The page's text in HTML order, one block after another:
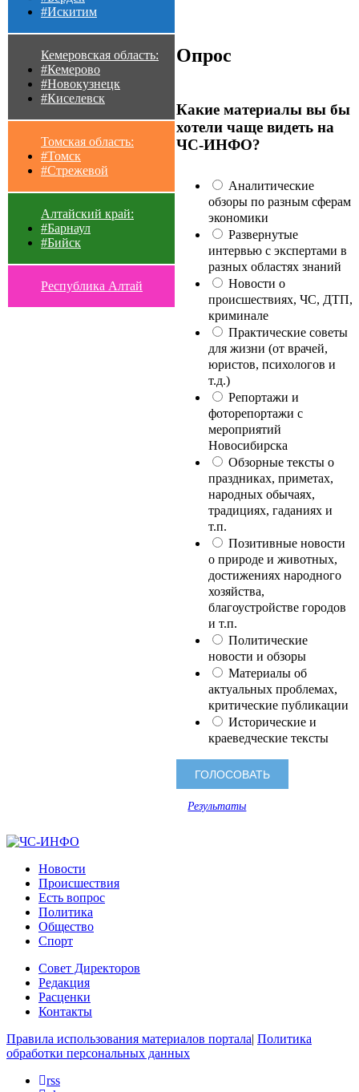
#Искитим
Кемеровская область:
#Кемерово
#Новокузнецк
#Киселевск
Томская область:
#Томск
#Стрежевой
Алтайский край:
#Барнаул
#Бийск
Республика Алтай
Опрос
Какие материалы вы бы
хотели чаще видеть на
ЧС-ИНФО?
Аналитические
обзоры по разным сферам
экономики
Развернутые
интервью с экспертами в
разных областях знаний
Новости о
происшествиях, ЧС, ДТП,
криминале
Практические советы
для жизни (от врачей,
юристов, психологов и
т.д.)
Репортажи и
фоторепортажи с
мероприятий
Новосибирска
Обзорные тексты о
праздниках, приметах,
народных обычаях,
традициях, гаданиях и
т.п.
Позитивные новости
о природе и животных,
достижениях народного
хозяйства,
благоустройстве городов
и т.п.
Политические
новости и обзоры
Материалы об
актуальных проблемах,
критические публикации
Исторические и
краеведческие тексты
Результаты
Новости
Происшествия
Есть вопрос
Политика
Общество
Спорт
Совет Директоров
Редакция
Расценки
Контакты
Правила использования материалов портала| Политика
обработки персональных данных
rss